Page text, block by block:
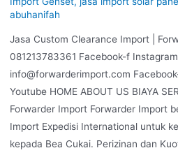
abuhanifah
Jasa Custom Clearance Import |
081213783361 Facebook-f
info@forwarderimport.com
Youtube HOME ABOUT US BIAYA
Forwarder Import Forwarder Import
Import Expedisi International untuk
kepada Bea Cukai. Perizinan dan